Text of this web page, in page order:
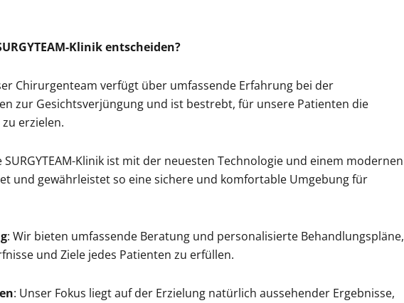
Klinik entscheiden?
Chirurgenteam verfügt über umfassende Erfahrung bei der
zur Gesichtsverjüngung und ist bestrebt, für unsere Patienten die
erzielen.
SURGYTEAM-Klinik ist mit der neuesten Technologie und einem modernen
und gewährleistet so eine sichere und komfortable Umgebung für
: Wir bieten umfassende Beratung und personalisierte Behandlungspläne,
und Ziele jedes Patienten zu erfüllen.
: Unser Fokus liegt auf der Erzielung natürlich aussehender Ergebnisse,